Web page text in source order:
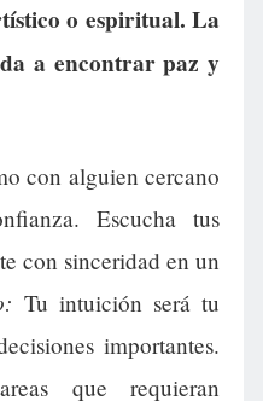
o espiritual. La
a encontrar paz y
con alguien cercano
Escucha tus
con sinceridad en un
Tu intuición será tu
importantes.
que requieran